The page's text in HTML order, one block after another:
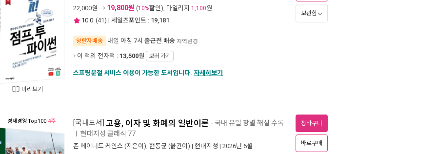
미리보기
22,000원 → 19,800원 (10%할인), 마일리지 1,100원
10.0 (41) | 세일즈포인트 : 19,181
양탄자배송 내일 아침 7시 출근전 배송 지역변경
이 책의 전자책 : 13,500원 보러 가기
보관함
스프링분철 서비스 이용이 가능한 도서입니다. 자세히보기
경제경영Top100 4주 [국내도서] 고용, 이자 및 화폐의 일반이론 - 국내 유일 장별 해설 수록
현대지성 클래식 77
존 메이너드 케인스 (지은이), 현동균 (옮긴이) | 현대지성 | 2026년 6월
장바구니
바로구매